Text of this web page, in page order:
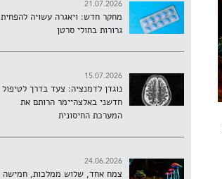
21.07.2026
מחקר חדש: ויאגרה עשויה להפחית
גרורות בחולי סרטן
15.07.2026
נוגדן לדמנציה: צעד בדרך לטיפול
חדשני באלצהיימר הרותם את
המערכת החיסונית
24.06.2026
צמח אחד, שלוש ממלכות, חמישה